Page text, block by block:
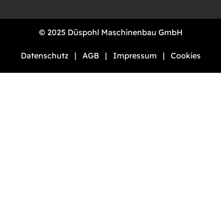
© 2025 Düspohl Maschinenbau GmbH
Datenschutz AGB Impressum Cookies